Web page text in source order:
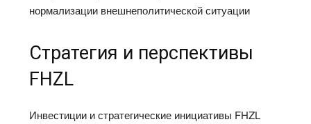
нормализации внешнеполитической ситуации
Стратегия и перспективы
FHZL
Инвестиции и стратегические инициативы FHZL